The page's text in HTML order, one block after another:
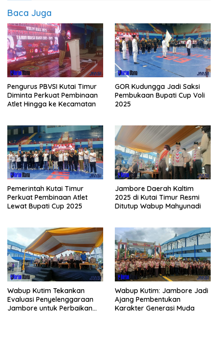
Baca Juga
Pengurus PBVSI Kutai Timur
Diminta Perkuat Pembinaan
Atlet Hingga ke Kecamatan
GOR Kudungga Jadi Saksi
Pembukaan Bupati Cup Voli
2025
Pemerintah Kutai Timur
Perkuat Pembinaan Atlet
Lewat Bupati Cup 2025
Jambore Daerah Kaltim
2025 di Kutai Timur Resmi
Ditutup Wabup Mahyunadi
Wabup Kutim Tekankan
Evaluasi Penyelenggaraan
Jambore untuk Perbaikan
Wabup Kutim: Jambore Jadi
Ajang Pembentukan
Karakter Generasi Muda